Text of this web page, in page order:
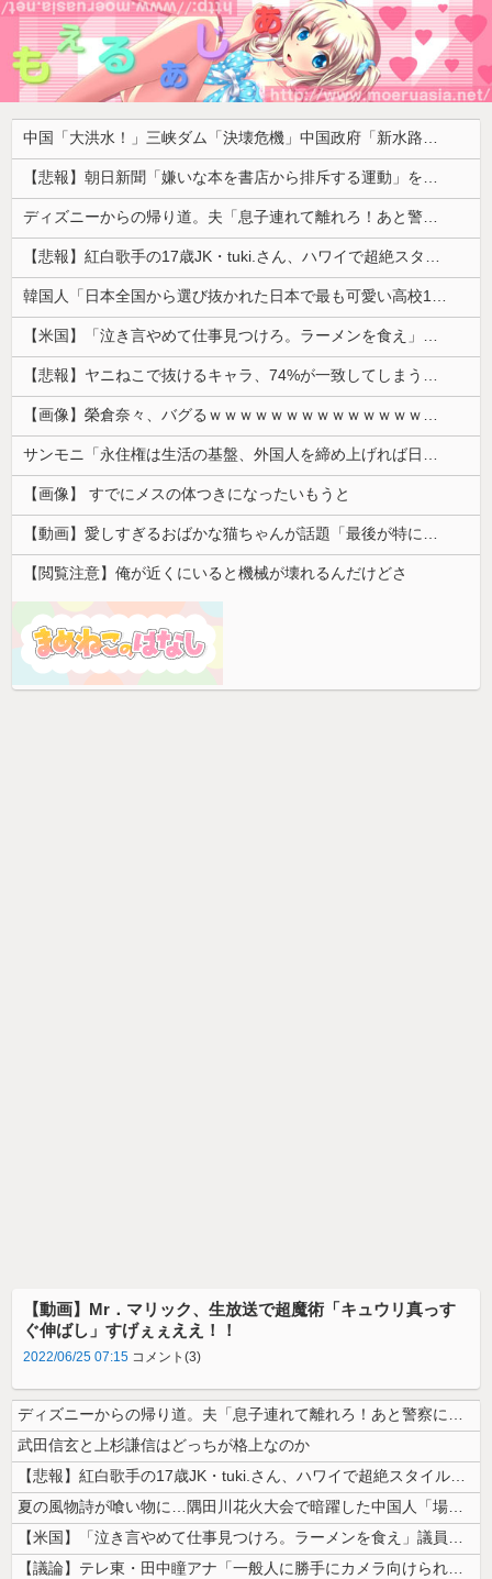
中国「大洪水！」三峡ダム「決壊危機」中国政府「新水路建設！（三峡新水路」現場職員「内部情報公開！（失踪」湖南省「三峡放流情報（画像」台風13号「三峡接近」→
【悲報】朝日新聞「嫌いな本を書店から排斥する運動」を好意的に紹介して大炎上 → 教諭「差別のない本屋に通いたい！」ｗｗｗｗｗｗｗｗｗｗｗｗ
ディズニーからの帰り道。夫「息子連れて離れろ！あと警察に通報！」私「助けて！」駅員「どうしました！？」→トンデモナイことに…
【悲報】紅白歌手の17歳JK・tuki.さん、ハワイで超絶スタイルを晒すも『顔だけ頑なに隠す』ムーブを継続へｗｗｗｗ
韓国人「日本全国から選び抜かれた日本で最も可愛い高校1年生がこの方です‥」→「これが日本のレベル‥」
【米国】「泣き言やめて仕事見つけろ。ラーメンを食え」議員らの投稿にバンス氏が猛反発…ブリトーの価格めぐる議論、共和党の内戦に発展
【悲報】ヤニねこで抜けるキャラ、74%が一致してしまうｗｗｗｗｗ
【画像】榮倉奈々、バグるｗｗｗｗｗｗｗｗｗｗｗｗｗｗｗｗ
サンモニ「永住権は生活の基盤、外国人を締め上げれば日本人が生きやすくなるは勘違い」
【画像】 すでにメスの体つきになったいもうと
【動画】愛しすぎるおばかな猫ちゃんが話題「最後が特にかわいいｗ」
【閲覧注意】俺が近くにいると機械が壊れるんだけどさ
【動画】Mr．マリック、生放送で超魔術「キュウリ真っす
ぐ伸ばし」すげぇぇええ！！
2022/06/25 07:15 コメント(3)
ディズニーからの帰り道。夫「息子連れて離れろ！あと警察に通報！」私「助...
武田信玄と上杉謙信はどっちが格上なのか
【悲報】紅白歌手の17歳JK・tuki.さん、ハワイで超絶スタイルを晒...
夏の風物詩が喰い物に…隅田川花火大会で暗躍した中国人「場所取り転売ヤー...
【米国】「泣き言やめて仕事見つけろ。ラーメンを食え」議員らの投稿にバン...
【議論】テレ東・田中瞳アナ「一般人に勝手にカメラ向けられて恐怖を感じる...